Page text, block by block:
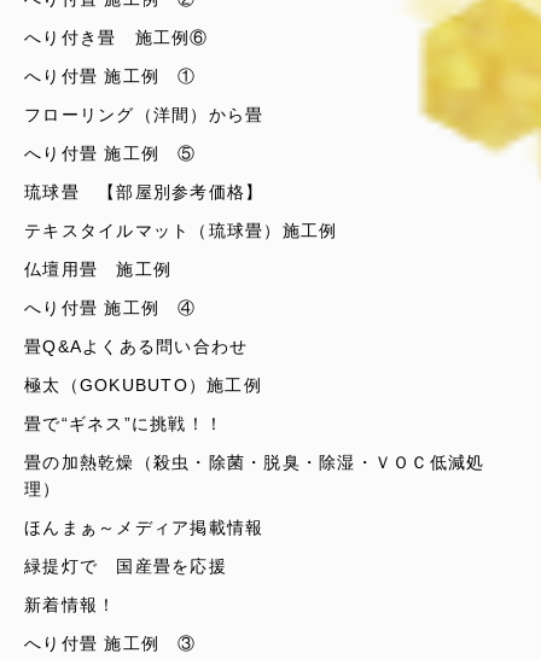
へり付き畳 施工例⑥
へり付畳 施工例 ①
フローリング（洋間）から畳
へり付畳 施工例 ⑤
琉球畳 【部屋別参考価格】
テキスタイルマット（琉球畳）施工例
仏壇用畳 施工例
へり付畳 施工例 ④
畳Q&Aよくある問い合わせ
極太（GOKUBUTO）施工例
畳で“ギネス”に挑戦！！
畳の加熱乾燥（殺虫・除菌・脱臭・除湿・ＶＯＣ低減処
理）
ほんまぁ～メディア掲載情報
緑提灯で 国産畳を応援
新着情報！
へり付畳 施工例 ③